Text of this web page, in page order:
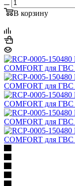
В корзину